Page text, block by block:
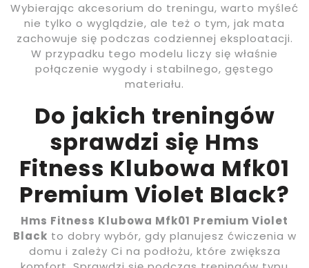
Wybierając akcesorium do treningu, warto myśleć
nie tylko o wyglądzie, ale też o tym, jak mata
zachowuje się podczas codziennej eksploatacji.
W przypadku tego modelu liczy się właśnie
połączenie wygody i stabilnego, gęstego
materiału.
Do jakich treningów
sprawdzi się Hms
Fitness Klubowa Mfk01
Premium Violet Black?
Hms Fitness Klubowa Mfk01 Premium Violet
Black to dobry wybór, gdy planujesz ćwiczenia w
domu i zależy Ci na podłożu, które zwiększa